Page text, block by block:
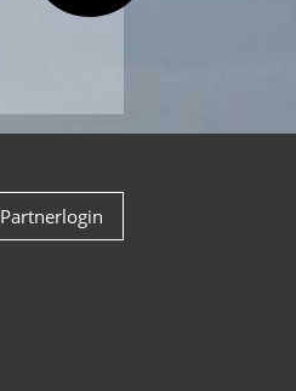
Partnerlogin